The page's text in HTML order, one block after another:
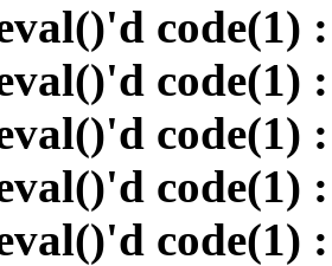
code(1)
code(1)
code(1)
code(1)
code(1)